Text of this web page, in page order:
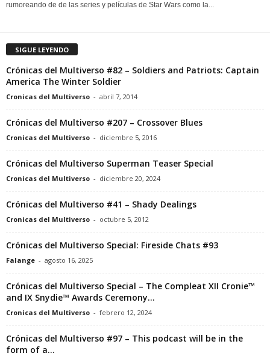
rumoreando de de las series y películas de Star Wars como la...
SIGUE LEYENDO
Crónicas del Multiverso #82 – Soldiers and Patriots: Captain
America The Winter Soldier
Cronicas del Multiverso - abril 7, 2014
Crónicas del Multiverso #207 – Crossover Blues
Cronicas del Multiverso - diciembre 5, 2016
Crónicas del Multiverso Superman Teaser Special
Cronicas del Multiverso - diciembre 20, 2024
Crónicas del Multiverso #41 – Shady Dealings
Cronicas del Multiverso - octubre 5, 2012
Crónicas del Multiverso Special: Fireside Chats #93
Falange - agosto 16, 2025
Crónicas del Multiverso Special – The Compleat XII Cronie™
and IX Snydie™ Awards Ceremony...
Cronicas del Multiverso - febrero 12, 2024
Crónicas del Multiverso #97 – This podcast will be in the
form of a...